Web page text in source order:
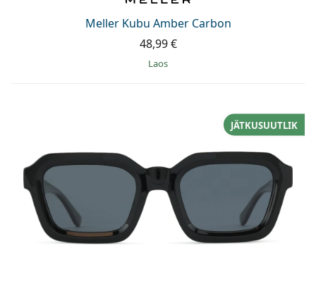
Meller Kubu Amber Carbon
48,99 €
Laos
JÄTKUSUUTLIK